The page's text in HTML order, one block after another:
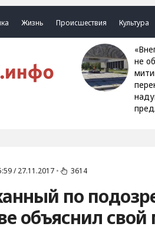
Жизнь Происшествия Культура
«Внеплановых работ»
не
/ 27.11.2017 • 3614
по
объяснил